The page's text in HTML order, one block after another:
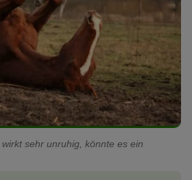
sehr unruhig, könnte es ein